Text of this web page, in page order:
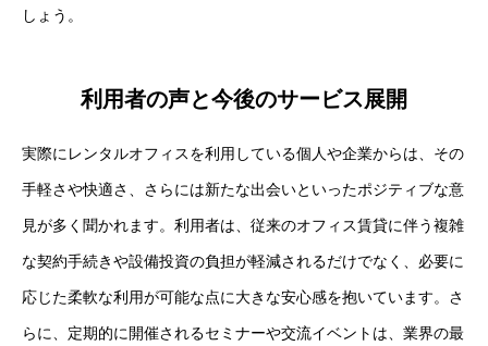
しょう。
利用者の声と今後のサービス展開
実際にレンタルオフィスを利用している個人や企業からは、その
手軽さや快適さ、さらには新たな出会いといったポジティブな意
見が多く聞かれます。利用者は、従来のオフィス賃貸に伴う複雑
な契約手続きや設備投資の負担が軽減されるだけでなく、必要に
応じた柔軟な利用が可能な点に大きな安心感を抱いています。さ
らに、定期的に開催されるセミナーや交流イベントは、業界の最